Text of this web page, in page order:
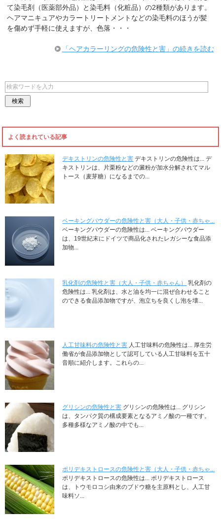
て染毛剤（医薬部外品）と染毛料（化粧品）の2種類があります。
ヘアマニキュアやカラートリートメントなどの染毛料のほうが髪
を傷めず手軽に使えますが、色落・・・
「ヘアカラーリングの危険性と害」の続きを読む
よく読まれている記事
デキストリンの危険性と害 デキストリンの危険性は... デ
キストリンは、片栗粉などの澱粉が加水分解されてマル
トース（麦芽糖）になるまでの...
ベーキングパウダーの危険性と害（大人・子供・赤ちゃ...
ベーキングパウダーの危険性は... ベーキングパウダー
は、19世紀末にドイツで商品化されたレガシーな食品添
加物...
乳化剤の危険性と害（大人・子供・赤ちゃん）
乳化剤の
危険性は... 乳化剤は、水と油を均一に混ぜ合わせること
のできる食品添加物ですが、泡立ちを良くし泡を壊...
人工甘味料の危険性と害 人工甘味料の危険性は... 厚生労
働省が食品添加物として認可している人工甘味料を五十
音順に紹介します。これらの...
グリシンの危険性と害 グリシンの危険性は... グリシン
は、タンパク質の構成要素となるアミノ酸の一種です。
多種多様なアミノ酸の中でも...
ポリデキストロースの危険性と害（大人・子供・赤ちゃ...
ポリデキストロースの危険性は... ポリデキストロース
は、トウモロコシ由来のブドウ糖を主原料とし、人工甘
味料ソ...